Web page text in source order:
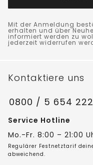
Mit der Anmeldung
erhalten und über
informiert werden zu
jederzeit widerrufen
Kontaktiere uns
0800 / 5 654 222
Service Hotline
Mo.-Fr. 8:00 – 21:00
Regulärer Festnetztarif
abweichend.